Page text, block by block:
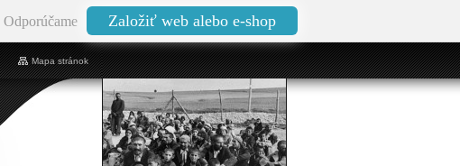
Odporúčame Založiť web alebo e-shop
Mapa stránok